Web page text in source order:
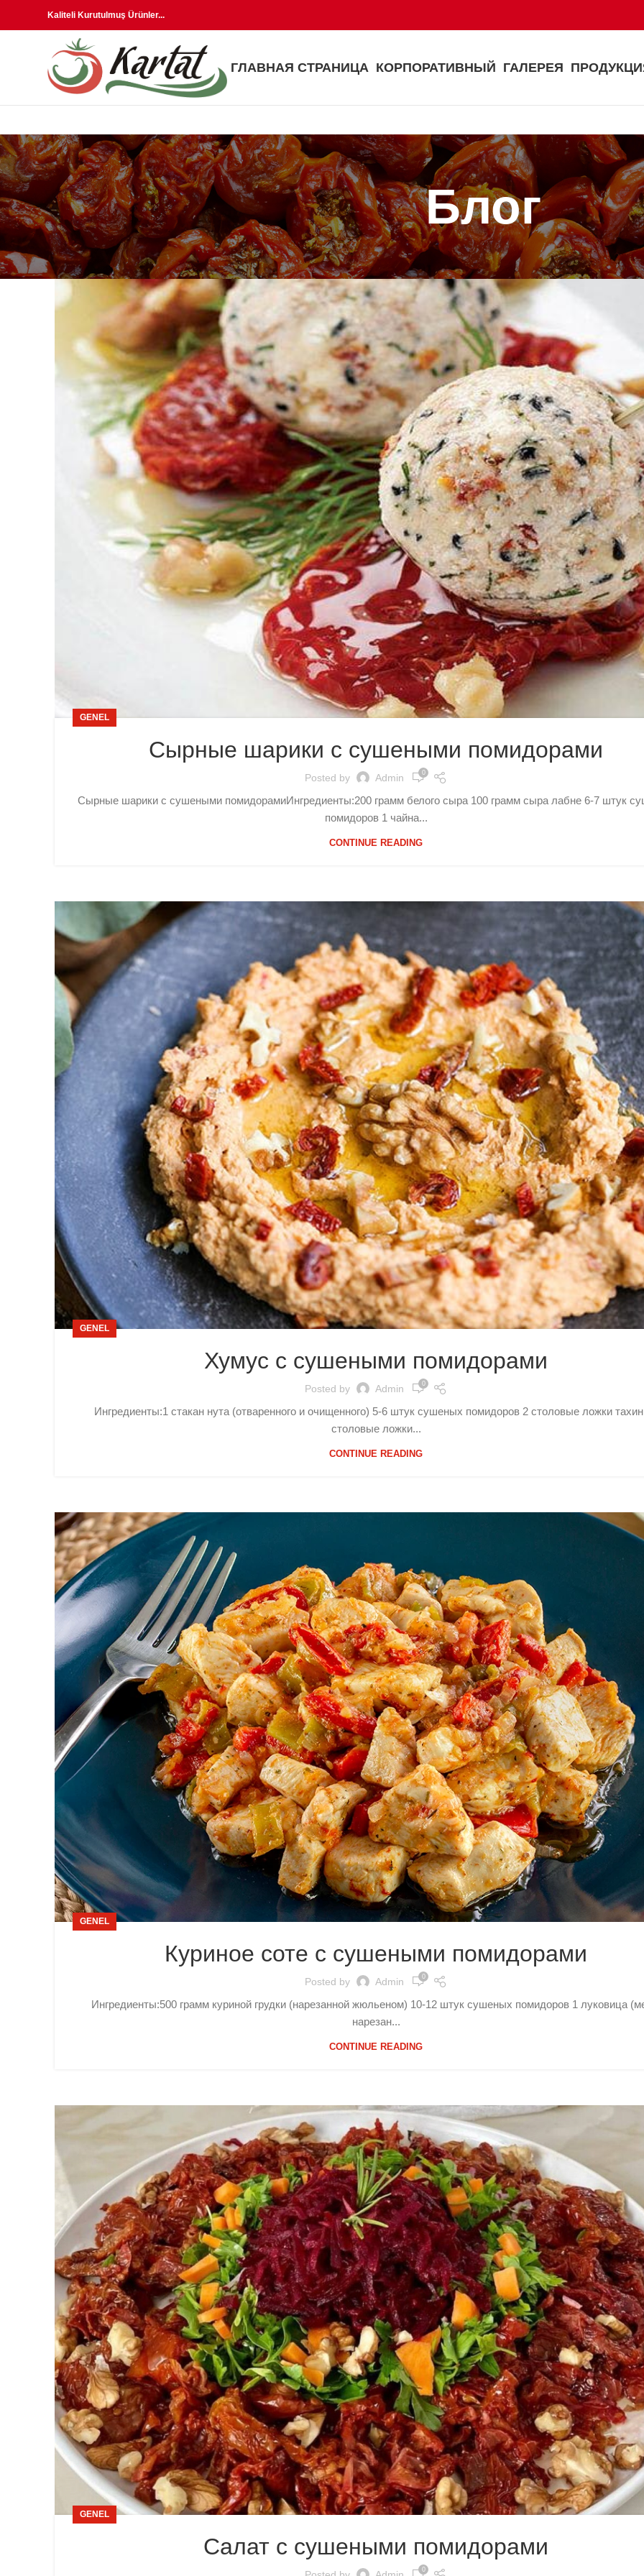
Kaliteli Kurutulmuş Ürünler...
ГЛАВНАЯ СТРАНИЦА КОРПОРАТИВНЫЙ ГАЛЕРЕЯ
Блог
GENEL
Сырные шарики с сушеными помидорами
Posted by Admin 0
Сырные шарики с сушеными помидорамиИнгредиенты:200 грамм белого сыра 100 грамм сыра лабне 6-7 штук
помидоров 1 чайна...
CONTINUE READING
GENEL
Хумус с сушеными помидорами
Posted by Admin 0
Ингредиенты:1 стакан нута (отваренного и очищенного) 5-6 штук сушеных помидоров 2 столовые ложки
столовые ложки...
CONTINUE READING
GENEL
Куриное соте с сушеными помидорами
Posted by Admin 0
Ингредиенты:500 грамм куриной грудки (нарезанной жюльеном) 10-12 штук сушеных помидоров 1 луковица
нарезан...
CONTINUE READING
GENEL
Салат с сушеными помидорами
0